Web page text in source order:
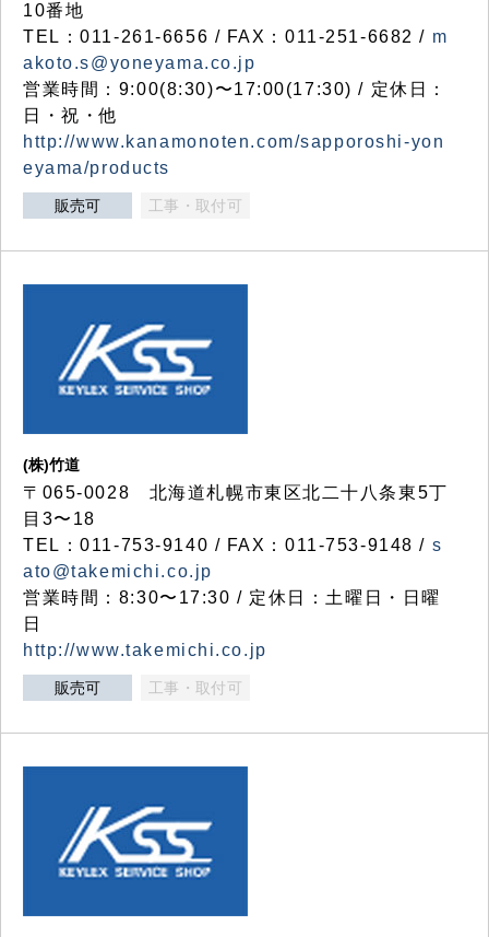
10番地
TEL：011-261-6656 / FAX：011-251-6682 / m
akoto.s@yoneyama.co.jp
営業時間：9:00(8:30)〜17:00(17:30) / 定休日：
日・祝・他
http://www.kanamonoten.com/sapporoshi-yon
eyama/products
販売可 工事・取付可
(株)竹道
〒065-0028 北海道札幌市東区北二十八条東5丁
目3〜18
TEL：011-753-9140 / FAX：011-753-9148 / s
ato@takemichi.co.jp
営業時間：8:30〜17:30 / 定休日：土曜日・日曜
日
http://www.takemichi.co.jp
販売可 工事・取付可